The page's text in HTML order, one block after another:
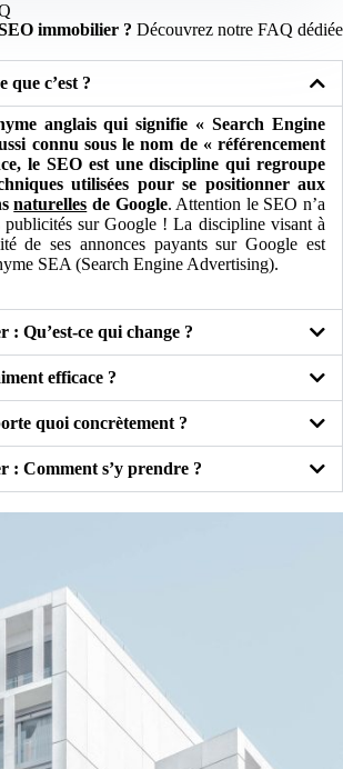
immobilier ? Découvrez notre FAQ dédiée
que c’est ?
anglais qui signifie « Search Engine
connu sous le nom de « référencement
le SEO est une discipline qui regroupe
utilisées pour se positionner aux
naturelles de Google. Attention le SEO n’a
sur Google ! La discipline visant à
de ses annonces payants sur Google est
SEA (Search Engine Advertising).
: Qu’est-ce qui change ?
efficace ?
quoi concrètement ?
: Comment s’y prendre ?